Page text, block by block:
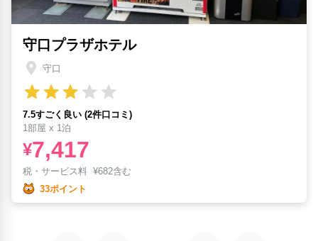
守口プラザホテル
守口
7.5すごく良い (2件口コミ)
1部屋 x 1泊
¥7,417
税・サービス料 ¥682含む
33ポイント